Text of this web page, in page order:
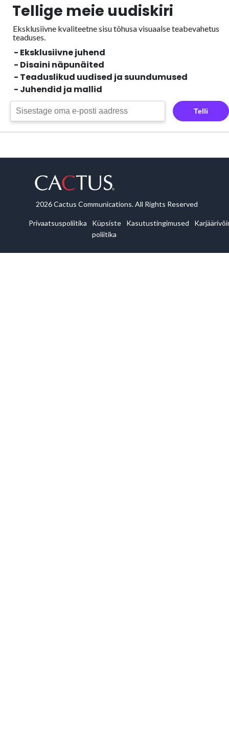
Tellige meie uudiskiri
Eksklusiivne kvaliteetne sisu tõhusa visuaalseteabevahetus
teaduses.
- Eksklusiivne juhend
- Disaini näpunäited
- Teaduslikud uudised ja suundumused
- Juhendid ja mallid
Telli
2026 Cactus Communications. All Rights Reserved
Privaatsuspoliitika
Küpsiste
poliitika
Kasutustingimused